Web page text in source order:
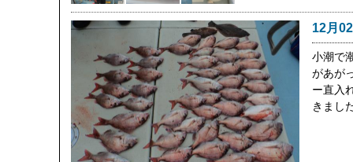
12月
小潮で
があが
ー直入
きまし